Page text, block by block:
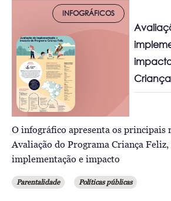
INFOGRÁFICOS
Criança
O infográfico apresenta os principais
Avaliação do Programa Criança Feliz,
implementação e impacto
Parentalidade Políticas públicas